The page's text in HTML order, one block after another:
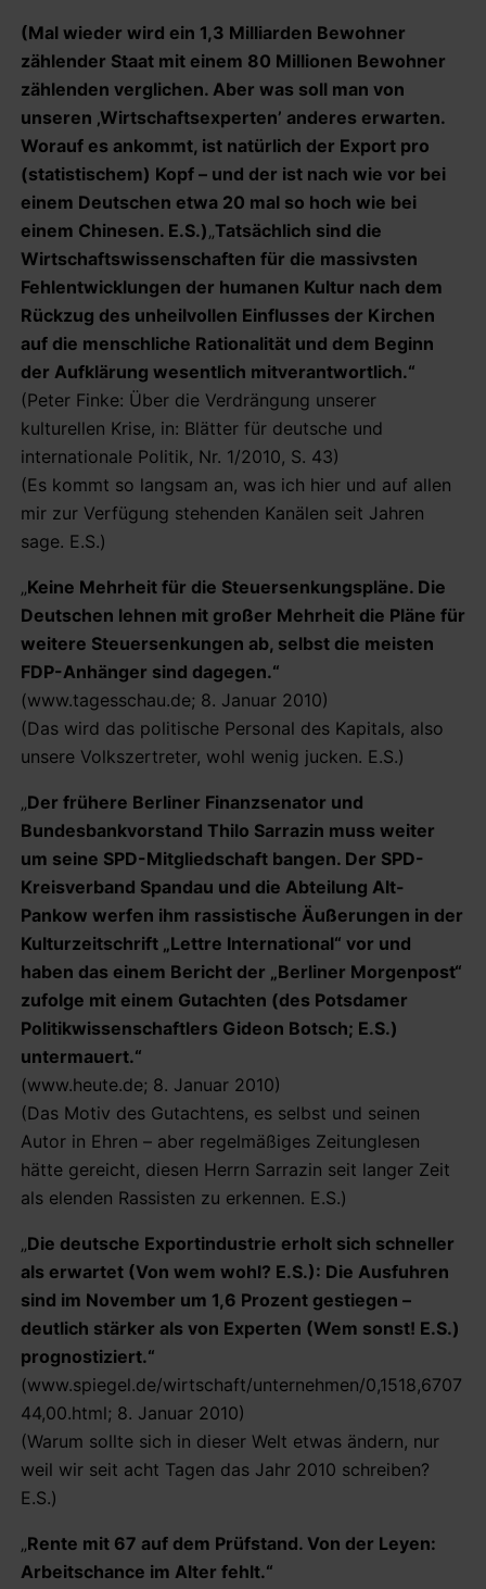
(Mal wieder wird ein 1,3 Milliarden Bewohner
zählender Staat mit einem 80 Millionen Bewohner
zählenden verglichen. Aber was soll man von
unseren ‚Wirtschaftsexperten’ anderes erwarten.
Worauf es ankommt, ist natürlich der Export pro
(statistischem) Kopf – und der ist nach wie vor bei
einem Deutschen etwa 20 mal so hoch wie bei
einem Chinesen. E.S.)„Tatsächlich sind die
Wirtschaftswissenschaften für die massivsten
Fehlentwicklungen der humanen Kultur nach dem
Rückzug des unheilvollen Einflusses der Kirchen
auf die menschliche Rationalität und dem Beginn
der Aufklärung wesentlich mitverantwortlich.“
(Peter Finke: Über die Verdrängung unserer
kulturellen Krise, in: Blätter für deutsche und
internationale Politik, Nr. 1/2010, S. 43)
(Es kommt so langsam an, was ich hier und auf allen
mir zur Verfügung stehenden Kanälen seit Jahren
sage. E.S.)
„Keine Mehrheit für die Steuersenkungspläne. Die
Deutschen lehnen mit großer Mehrheit die Pläne für
weitere Steuersenkungen ab, selbst die meisten
FDP-Anhänger sind dagegen.“
(www.tagesschau.de; 8. Januar 2010)
(Das wird das politische Personal des Kapitals, also
unsere Volkszertreter, wohl wenig jucken. E.S.)
„Der frühere Berliner Finanzsenator und
Bundesbankvorstand Thilo Sarrazin muss weiter
um seine SPD-Mitgliedschaft bangen. Der SPD-
Kreisverband Spandau und die Abteilung Alt-
Pankow werfen ihm rassistische Äußerungen in der
Kulturzeitschrift „Lettre International“ vor und
haben das einem Bericht der „Berliner Morgenpost“
zufolge mit einem Gutachten (des Potsdamer
Politikwissenschaftlers Gideon Botsch; E.S.)
untermauert.“
(www.heute.de; 8. Januar 2010)
(Das Motiv des Gutachtens, es selbst und seinen
Autor in Ehren – aber regelmäßiges Zeitunglesen
hätte gereicht, diesen Herrn Sarrazin seit langer Zeit
als elenden Rassisten zu erkennen. E.S.)
„Die deutsche Exportindustrie erholt sich schneller
als erwartet (Von wem wohl? E.S.): Die Ausfuhren
sind im November um 1,6 Prozent gestiegen –
deutlich stärker als von Experten (Wem sonst! E.S.)
prognostiziert.“
(www.spiegel.de/wirtschaft/unternehmen/0,1518,6707
44,00.html; 8. Januar 2010)
(Warum sollte sich in dieser Welt etwas ändern, nur
weil wir seit acht Tagen das Jahr 2010 schreiben?
E.S.)
„Rente mit 67 auf dem Prüfstand. Von der Leyen:
Arbeitschance im Alter fehlt.“